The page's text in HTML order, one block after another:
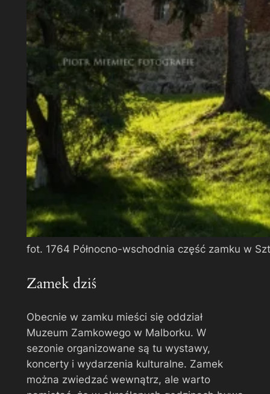
fot. 1764 Północno-wschodnia część zamku w
Zamek dziś
Obecnie w zamku mieści się oddział
Muzeum Zamkowego w Malborku. W
sezonie organizowane są tu wystawy,
koncerty i wydarzenia kulturalne. Zamek
można zwiedzać wewnątrz, ale warto